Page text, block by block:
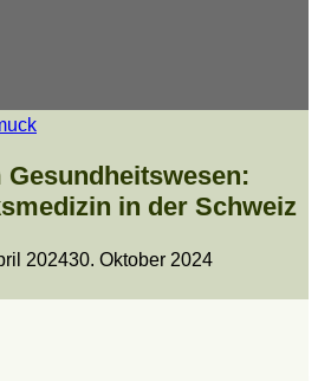
Gesundheitswesen:
in der Schweiz
202430. Oktober 2024